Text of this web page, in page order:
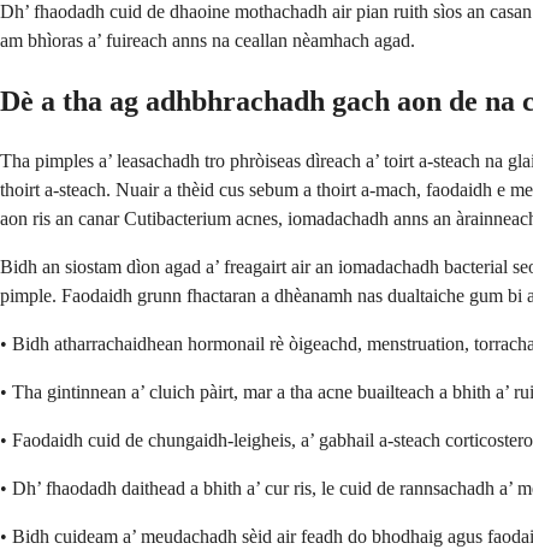
Dh’ fhaodadh cuid de dhaoine mothachadh air pian ruith sìos an
am bhìoras a’ fuireach anns na ceallan nèamhach agad.
Dè a tha ag adhbhrachadh gach aon de na
Tha pimples a’ leasachadh tro phròiseas dìreach a’ toirt a-steach na
thoirt a-steach. Nuair a thèid cus sebum a thoirt a-mach, faodaidh e
aon ris an canar Cutibacterium acnes, iomadachadh anns an
Bidh an siostam dìon agad a’ freagairt air an iomadachadh bacterial
pimple. Faodaidh grunn fhactaran a dhèanamh nas dualtaiche gum bi
• Bidh atharrachaidhean hormonail rè òigeachd, menstruation,
• Tha gintinnean a’ cluich pàirt, mar a tha acne buailteach a bhith a’
• Faodaidh cuid de chungaidh-leigheis, a’ gabhail a-steach
• Dh’ fhaodadh daithead a bhith a’ cur ris, le cuid de rannsachadh
• Bidh cuideam a’ meudachadh sèid air feadh do bhodhaig agus